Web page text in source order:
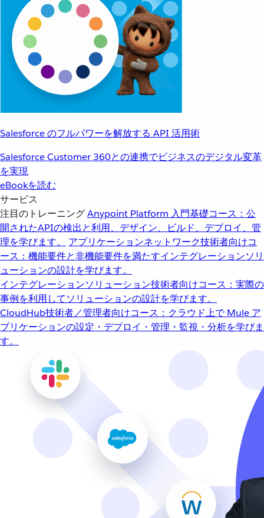
Salesforce のフルパワーを解放する API 活用術
Salesforce Customer 360との連携でビジネスのデジタル変革
を実現
eBookを読む
サービス
注目のトレーニングAnypoint Platform 入門基礎コース：公
開されたAPIの検出と利用、デザイン、ビルド、デプロイ、管
理を学びます。
アプリケーションネットワーク技術者向けコ
ース：機能要件と非機能要件を満たすインテグレーションソリ
ューションの設計を学びます。
インテグレーションソリューション技術者向けコース：実際の
事例を利用してソリューションの設計を学びます。
CloudHub技術者／管理者向けコース：クラウド上で Mule ア
プリケーションの設定・デプロイ・管理・監視・分析を学びま
す。